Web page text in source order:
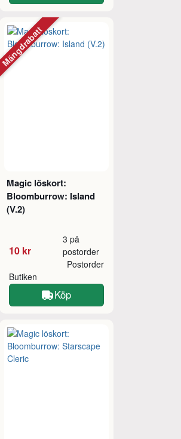
Magic löskort:
Bloomburrow: Island
(V.2)
10 kr
3 på
postorder
Butiken
Postorder
Köp
Mängdrabatt